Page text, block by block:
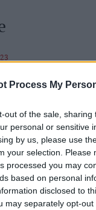
Process My
out of the sale, sharing
personal or sensitive
by us, please use
your selection. Please
processed you may
based on personal
disclosed to
may separately opt-
święto Matki Bożej
na chrześcijan w
był niedostrzegany